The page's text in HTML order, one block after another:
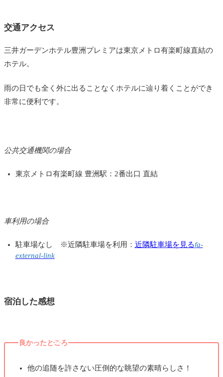
交通アクセス
三井ガーデンホテル豊洲プレミアは東京メトロ有楽町線直結の
ホテル。
雨の日でも全く外に出ることなくホテルに辿り着くことができ
非常に便利です。
公共交通機関の場合
東京メトロ有楽町線 豊洲駅：2番出口 直結
車利用の場合
駐車場なし ※近隣駐車場を利用： 近隣駐車場を見るfa-
external-link
宿泊した感想
良かったところ
他の追随を許さない圧倒的な眺望の素晴らしさ！